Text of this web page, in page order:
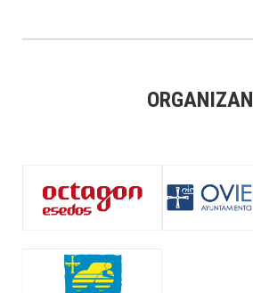
ORGANIZAN